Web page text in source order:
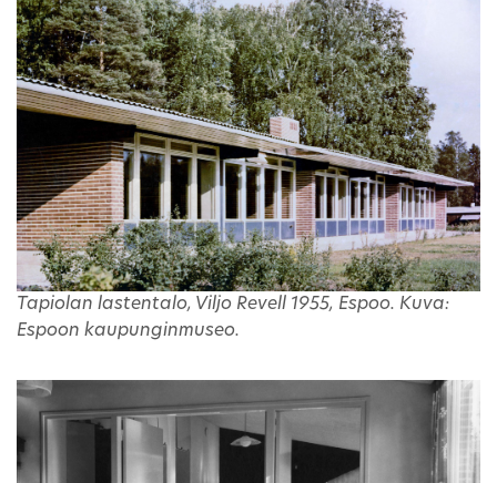
Tapiolan lastentalo, Viljo Revell 1955, Espoo. Kuva:
Espoon kaupunginmuseo.